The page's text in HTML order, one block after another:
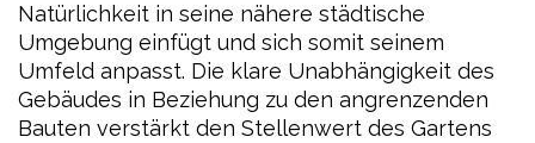
Natürlichkeit in seine nähere städtische
Umgebung einfügt und sich somit seinem
Umfeld anpasst. Die klare Unabhängigkeit des
Gebäudes in Beziehung zu den angrenzenden
Bauten verstärkt den Stellenwert des Gartens